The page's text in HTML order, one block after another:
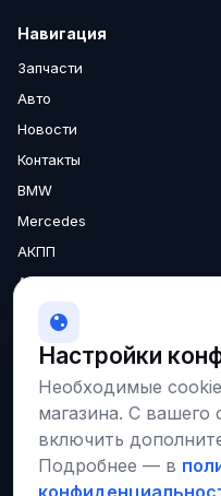
Навигация
Запчасти
Авто
Новости
Контакты
BMW
Mercedes
АКПП
Аксессуары
Двигатели
МКПП
Гарантия
Настройки
Необходимые
магазина. С
включить
Подробнее — в